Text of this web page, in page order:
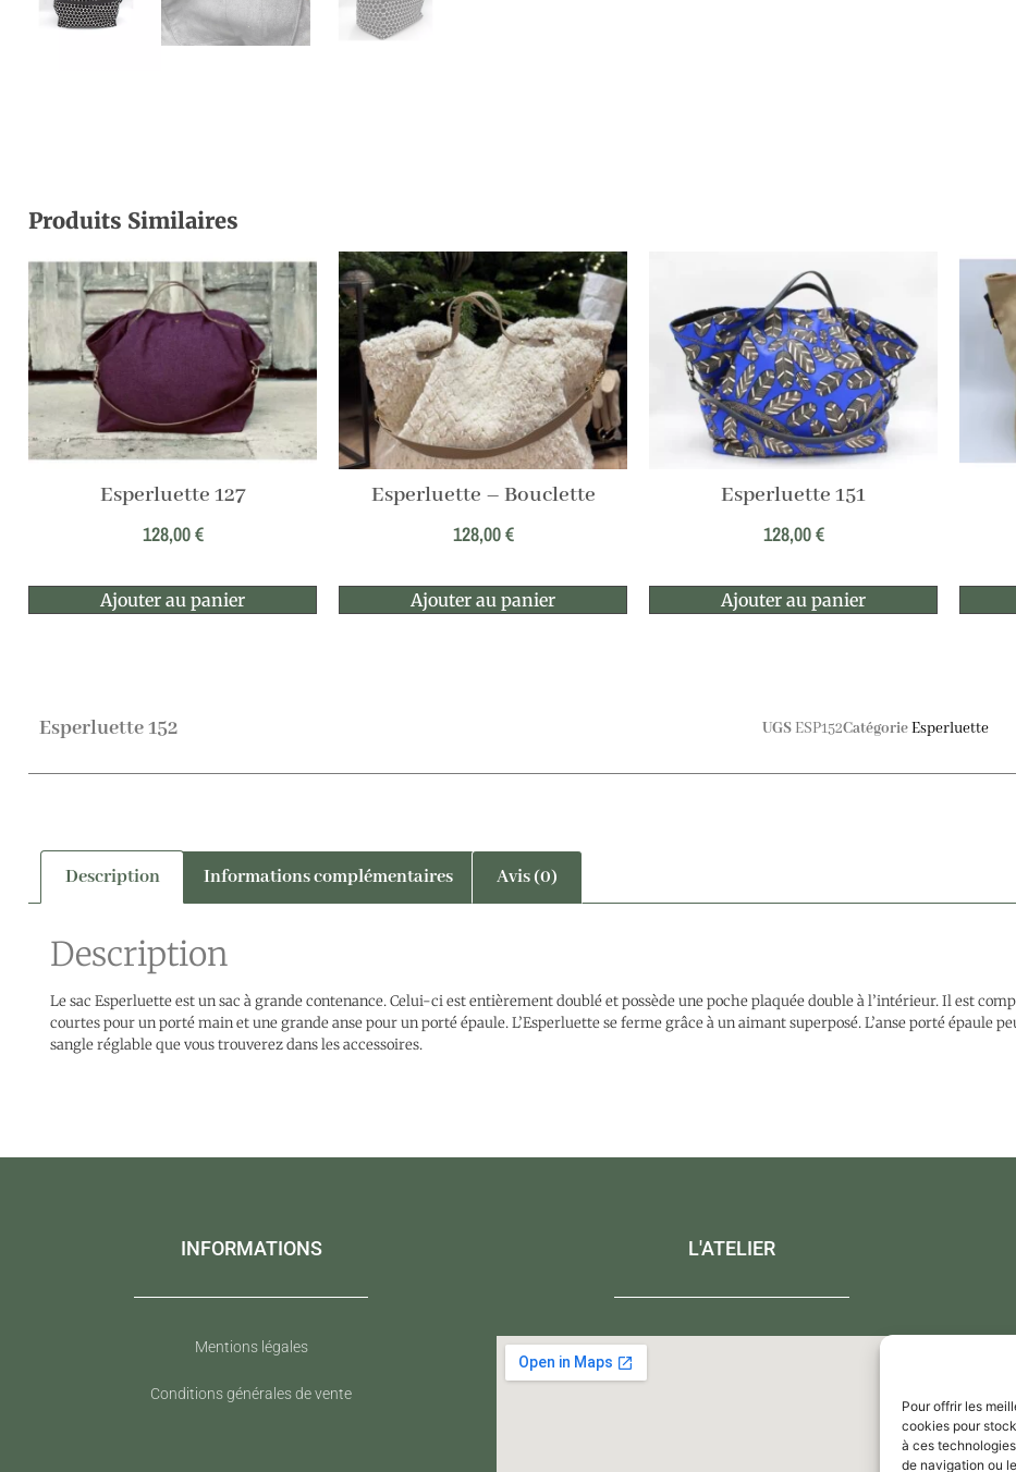
Pour offrir les
cookies pour
à ces
de navigation ou
Produits Similaires
Esperluette 127
128,00€
Ajouter au panier
Esperluette – Bouclette
128,00€
Ajouter au panier
Esperluette 151
128,00€
Ajouter au panier
Esperluette 152 UGSESP152CatégorieEsperluette
Description Informations complémentaires Avis (0)
Description
Le sac Esperluette est un sac à grande contenance. Celui-ci est entièrement doublé et possède une poche plaquée double à l’intérieur. Il est
courtes pour un porté main et une grande anse pour un porté épaule. L’Esperluette se ferme grâce à un aimant superposé. L’anse porté épaule
sangle réglable que vous trouverez dans les accessoires.
INFORMATIONS
Mentions légales
Conditions générales de vente
L'ATELIER